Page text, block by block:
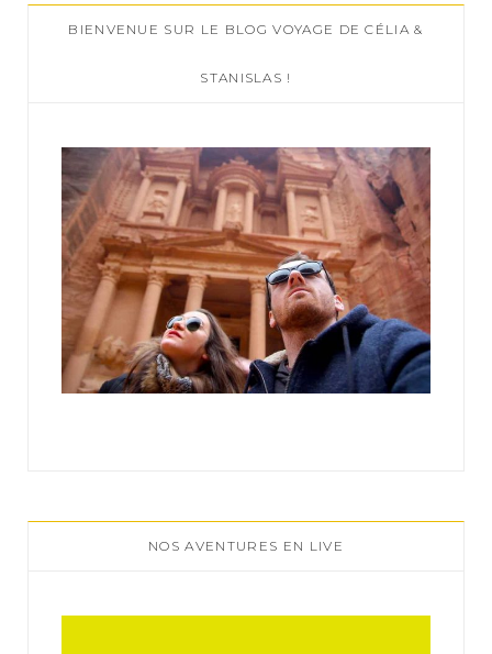
c
h
:
BIENVENUE SUR LE BLOG VOYAGE DE CÉLIA &
STANISLAS !
NOS AVENTURES EN LIVE